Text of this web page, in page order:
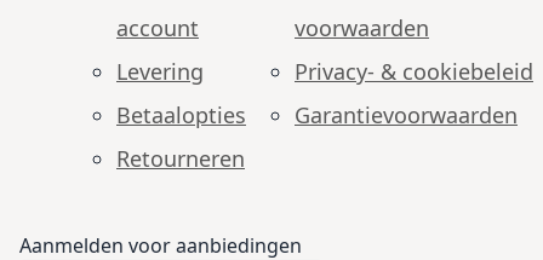
account
Levering
Betaalopties
Retourneren
voorwaarden
Privacy- & cookiebeleid
Garantie­voorwaarden
Aanmelden voor aanbiedingen